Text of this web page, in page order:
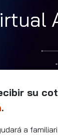
su
.
a